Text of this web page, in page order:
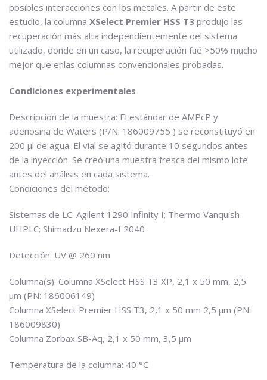
posibles interacciones con los metales. A partir de este
estudio, la columna XSelect Premier HSS T3 produjo las
recuperación más alta independientemente del sistema
utilizado, donde en un caso, la recuperación fué >50% mucho
mejor que enlas columnas convencionales probadas.
Condiciones experimentales
Descripción de la muestra: El estándar de AMPcP y
adenosina de Waters (P/N: 186009755 ) se reconstituyó en
200 µl de agua. El vial se agitó durante 10 segundos antes
de la inyección. Se creó una muestra fresca del mismo lote
antes del análisis en cada sistema.
Condiciones del método:
Sistemas de LC: Agilent 1290 Infinity I; Thermo Vanquish
UHPLC; Shimadzu Nexera-I 2040
Detección: UV @ 260 nm
Columna(s): Columna XSelect HSS T3 XP, 2,1 x 50 mm, 2,5
µm (PN: 186006149)
Columna XSelect Premier HSS T3, 2,1 x 50 mm 2,5 µm (PN:
186009830)
Columna Zorbax SB-Aq, 2,1 x 50 mm, 3,5 µm
Temperatura de la columna: 40 °C